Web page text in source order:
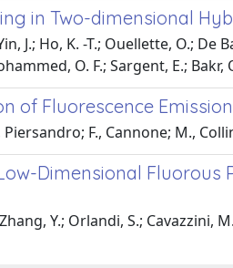
in Two-dimensional
J.; Ho, K. -T.; Ouellette, O.; De
O. F.; Sargent, E.; Bakr,
of Fluorescence
F., Cannone; M.,
Dimensional Fluorous
Y.; Orlandi, S.; Cavazzini,